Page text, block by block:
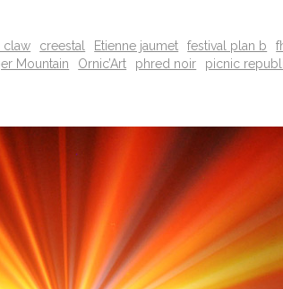
claw creestal Etienne jaumet festival plan b
Mountain Ornic’Art phred noir picnic